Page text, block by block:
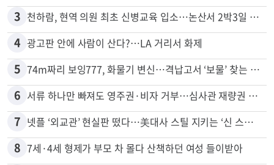
3 천하람, 현역 의원 최초 신병교육 입소…논산서 2박3일 생활
4 광고판 안에 사람이 산다?…LA 거리서 화제
5 74m짜리 보잉777, 화물기 변신…격납고서 ‘보물’ 찾는 인천공항
6 서류 하나만 빠져도 영주권·비자 거부…심사관 재량권 대폭 확대
7 넷플 ‘외교관’ 현실판 떴다…美대사 스틸 지키는 ‘신 스틸러’
8 7세·4세 형제가 부모 차 몰다 산책하던 여성 들이받아